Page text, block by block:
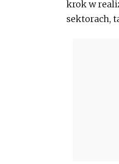
krok w
sektorach,